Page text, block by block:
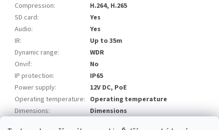
Compression:
H.264, H.265
SD card:
Yes
Audio:
Yes
IR:
Up to 35m
Dynamic range:
WDR
Onvif:
No
IP protection:
IP65
Power supply:
12V DC, PoE
Operating temperature: Operating temperature
Dimensions: Dimensions